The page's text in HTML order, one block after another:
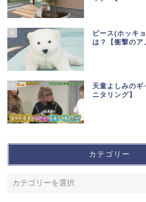
9
ピース(ホッキ
は？【衝撃のア
10
天童よしみのギ
ニタリング】
カテゴリー